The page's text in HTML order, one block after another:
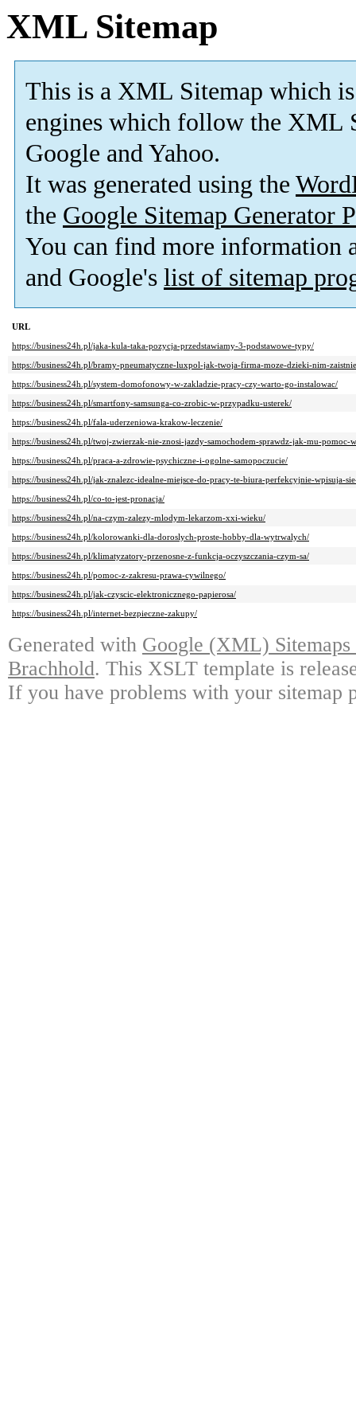
XML Sitemap
This is a XML Sitemap which is
engines which follow the XML
Google and Yahoo.
It was generated using the
the Google Sitemap Generator
You can find more information
and Google's list of sitemap
URL
https://business24h.pl/jaka-kula-taka-pozycja-przedstawiamy-3-podstawowe-typy/
https://business24h.pl/bramy-pneumatyczne-luxpol-jak-twoja-firma-moze-dzieki-nim-
https://business24h.pl/system-domofonowy-w-zakladzie-pracy-czy-warto-go-instalowac/
https://business24h.pl/smartfony-samsunga-co-zrobic-w-przypadku-usterek/
https://business24h.pl/fala-uderzeniowa-krakow-leczenie/
https://business24h.pl/twoj-zwierzak-nie-znosi-jazdy-samochodem-sprawdz-jak-mu-pomoc-
https://business24h.pl/praca-a-zdrowie-psychiczne-i-ogolne-samopoczucie/
https://business24h.pl/jak-znalezc-idealne-miejsce-do-pracy-te-biura-perfekcyjnie-wpisuja-
https://business24h.pl/co-to-jest-pronacja/
https://business24h.pl/na-czym-zalezy-mlodym-lekarzom-xxi-wieku/
https://business24h.pl/kolorowanki-dla-doroslych-proste-hobby-dla-wytrwalych/
https://business24h.pl/klimatyzatory-przenosne-z-funkcja-oczyszczania-czym-sa/
https://business24h.pl/pomoc-z-zakresu-prawa-cywilnego/
https://business24h.pl/jak-czyscic-elektronicznego-papierosa/
https://business24h.pl/internet-bezpieczne-zakupy/
Generated with Google (XML)
Brachhold. This XSLT template is
If you have problems with your sitemap